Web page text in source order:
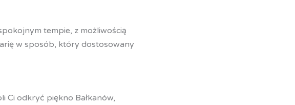
tempie, z możliwością
w sposób, który dostosowany
Ci odkryć piękno Bałkanów,